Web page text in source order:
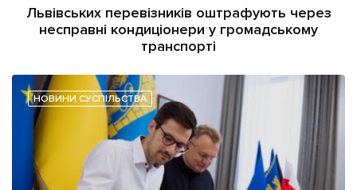
Львівських перевізників оштрафують через
несправні кондиціонери у громадському
транспорті
НОВИНИ СУСПІЛЬСТВА